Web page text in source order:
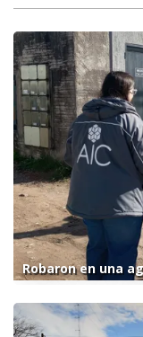
Robaron en una